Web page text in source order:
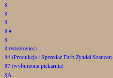
8
8
8
8♦
8
8 (wieżowiec)
84 (Produkcja i Sprzedaż Farb Zyndel Szancer)
87 (wyburzona piekarnia)
8A